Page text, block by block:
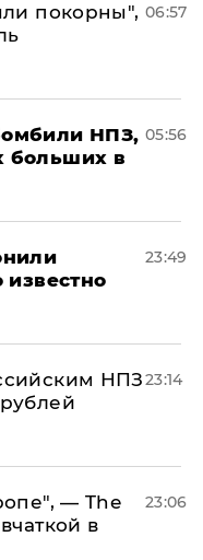
покорны", 06:57
НПЗ,
больших в
05:56
известно
23:49
НПЗ23:14
— The
в
23:06